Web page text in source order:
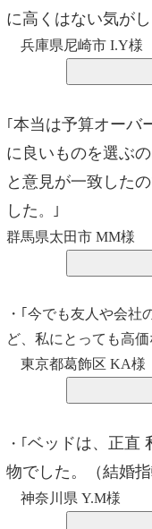
に高くはない気が
兵庫県尼崎市 I.Y様
｢ 本当は予算オーバ
に良いものを選ぶ
と意見が一致した
した 。｣
群馬県太田市 MM様
・｢今でも友人や会社
ど、私にとっても高
東京都葛飾区 KA様
・｢ ベッドは、正直
物でした。（結婚指
神奈川県 Y.M様